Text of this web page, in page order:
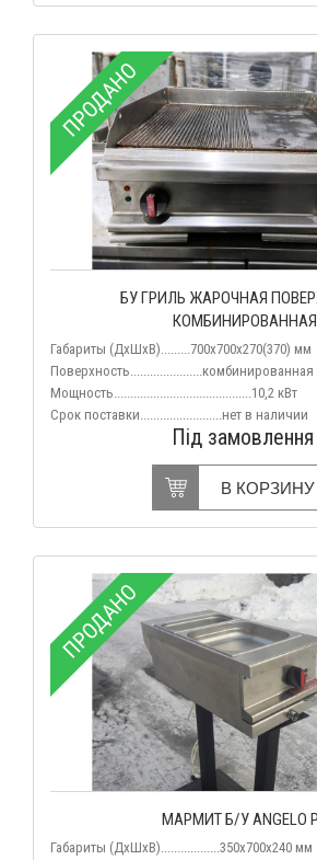
ПРОДАНО
БУ ГРИЛЬ ЖАРОЧНАЯ
КОМБИНИРОВАННАЯ
Габариты (ДхШхВ).........700х700х270(370) мм
Поверхность......................комбинированная
Мощность..........................................10,2 кВт
Срок поставки.........................нет в наличии
Під замовлення
В КОРЗИНУ
ПРОДАНО
МАРМИТ Б/У ANGELO
Габариты (ДхШхВ)..................350х700х240 мм